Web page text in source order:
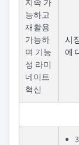
지속 가
능하고
재활용
가능하
며 기능
성 라미
네이트
혁신
시
에